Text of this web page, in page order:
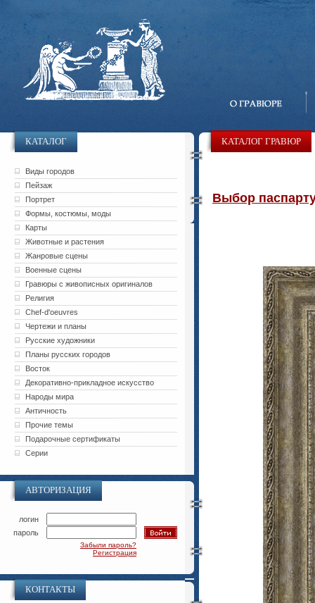
КАТАЛОГ
Виды городов
Пейзаж
Портрет
Формы, костюмы, моды
Карты
Животные и растения
Жанровые сцены
Военные сцены
Гравюры с живописных оригиналов
Религия
Chef-d'oeuvres
Чертежи и планы
Русские художники
Планы русских городов
Восток
Декоративно-прикладное искусство
Народы мира
Античность
Прочие темы
Подарочные сертификаты
Серии
АВТОРИЗАЦИЯ
логин
пароль
Забыли пароль?
Регистрация
КОНТАКТЫ
КАТАЛОГ ГРАВЮР
Выбор